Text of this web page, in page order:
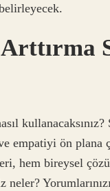
empatiyi ön plana
hem bireysel